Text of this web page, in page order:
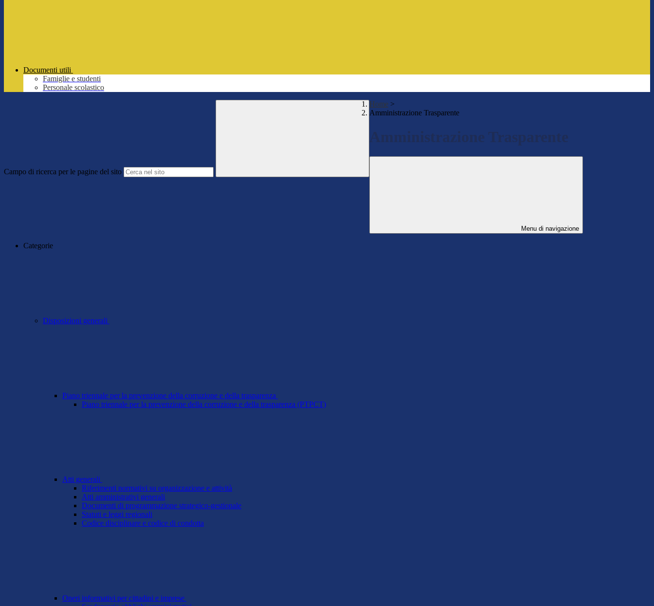
Documenti utili
Famiglie e studenti
Personale scolastico
Campo di ricerca per le pagine del sito
Home >
Amministrazione Trasparente
Amministrazione Trasparente
Menu di navigazione
Categorie
Disposizioni generali
Piano triennale per la prevenzione della corruzione e della trasparenza
Piano triennale per la prevenzione della corruzione e della trasparenza (PTPCT)
Atti generali
Riferimenti normativi su organizzazione e attività
Atti amministrativi generali
Documenti di programmazione strategico-gestionale
Statuti e leggi regionali
Codice disciplinare e codice di condotta
Oneri informativi per cittadini e imprese